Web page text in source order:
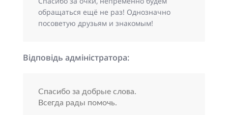
обращаться ещё не раз! Однозначно
посоветую друзьям и знакомым!
Відповідь адміністратора:
Спасибо за добрые слова.
Всегда рады помочь.